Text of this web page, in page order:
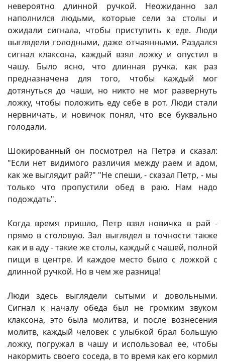
невероятно длинной ручкой. Неожиданно зал
наполнился людьми, которые сели за столы и
ожидали сигнала, чтобы приступить к еде. Люди
выглядели голодными, даже отчаянными. Раздался
сигнал клаксона, каждый взял ложку и опустил в
чашу. Было ясно, что длинная ручка, как раз
предназначена для того, чтобы каждый мог
дотянуться до чаши, но никто не мог развернуть
ложку, чтобы положить еду себе в рот. Люди стали
нервничать, и новичок понял, что все буквально
голодали.
Шокированный он посмотрел на Петра и сказал:
"Если нет видимого различия между раем и адом,
как же выглядит рай?" "Не спеши, - сказал Петр, - мы
только что пропустили обед в раю. Нам надо
подождать".
Когда время пришло, Петр взял новичка в рай -
прямо в столовую. Зал выглядел в точности также
как и в аду - такие же столы, каждый с чашей, полной
пищи в центре. И каждое место было с ложкой с
длинной ручкой. Но в чем же разница!
Люди здесь выглядели сытыми и довольными.
Сигнал к началу обеда был не громким звуком
клаксона, это была молитва, и после вознесения
молитв, каждый человек с улыбкой брал большую
ложку, погружал в чашу и использовал ее, чтобы
накормить своего соседа, в то время как его кормил